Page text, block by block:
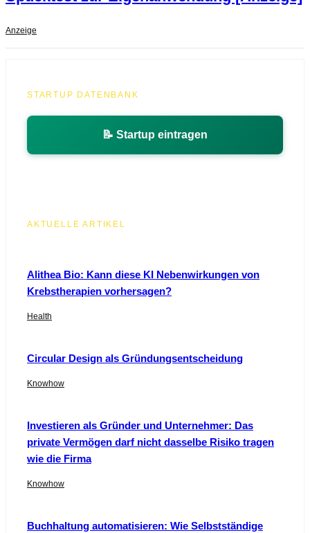
Anzeige
STARTUP DATENBANK
📝 Startup eintragen
AKTUELLE ARTIKEL
Alithea Bio: Kann diese KI Nebenwirkungen von
Krebstherapien vorhersagen?
Health
Circular Design als Gründungsentscheidung
Knowhow
Investieren als Gründer und Unternehmer: Das
private Vermögen darf nicht dasselbe Risiko tragen
wie die Firma
Knowhow
Buchhaltung automatisieren: Wie Selbstständige